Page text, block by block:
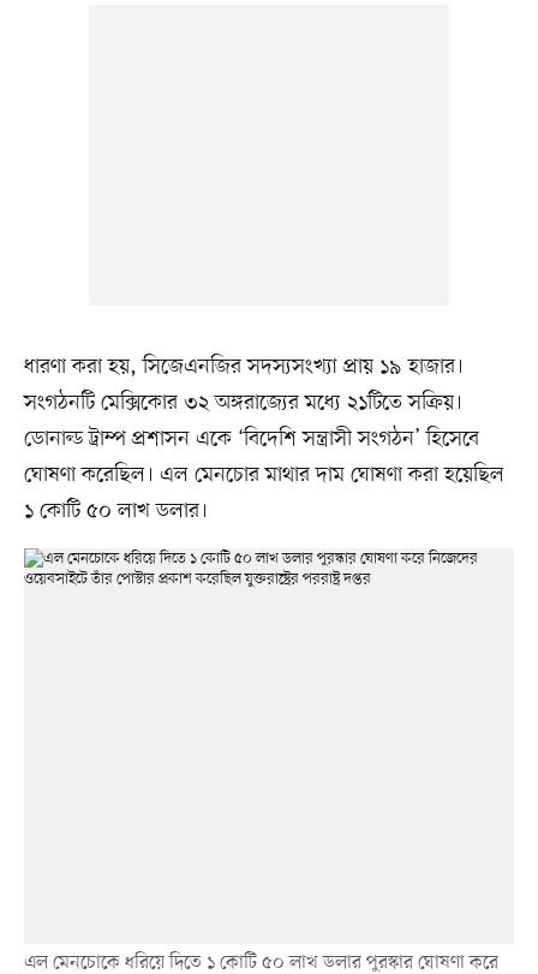
ধারণা করা হয়, সিজেএনজির সদস্যসংখ্যা প্রায় ১৯ হাজার।
সংগঠনটি মেক্সিকোর ৩২ অঙ্গরাজ্যের মধ্যে ২১টিতে সক্রিয়।
ডোনাল্ড ট্রাম্প প্রশাসন একে ‘বিদেশি সন্ত্রাসী সংগঠন’ হিসেবে
ঘোষণা করেছিল। এল মেনচোর মাথার দাম ঘোষণা করা হয়েছিল
১ কোটি ৫০ লাখ ডলার।
এল মেনচোকে ধরিয়ে দিতে ১ কোটি ৫০ লাখ ডলার পুরস্কার ঘোষণা করে